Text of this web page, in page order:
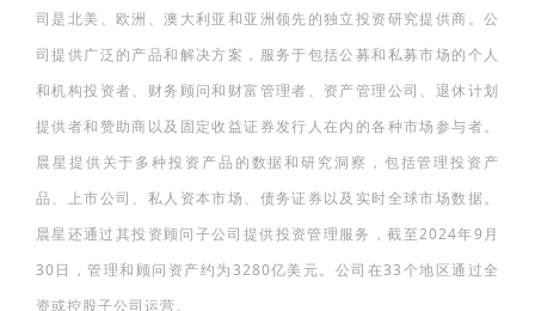
司是北美、欧洲、澳大利亚和亚洲领先的独立投资研究提供商。公
司提供广泛的产品和解决方案，服务于包括公募和私募市场的个人
和机构投资者、财务顾问和财富管理者、资产管理公司、退休计划
提供者和赞助商以及固定收益证券发行人在内的各种市场参与者。
晨星提供关于多种投资产品的数据和研究洞察，包括管理投资产
品、上市公司、私人资本市场、债务证券以及实时全球市场数据。
晨星还通过其投资顾问子公司提供投资管理服务，截至2024年9月
30日，管理和顾问资产约为3280亿美元。公司在33个地区通过全
资或控股子公司运营。